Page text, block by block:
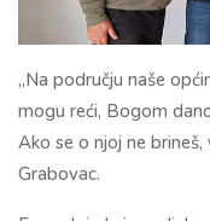
„Na području naše
mogu reći, Bogom
Ako se o njoj ne
Grabovac.